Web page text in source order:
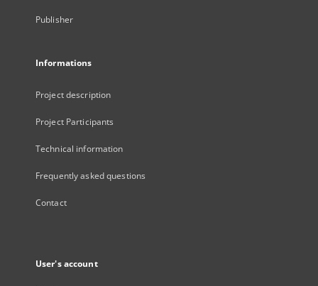
Publisher
Informations
Project description
Project Participants
Technical information
Frequently asked questions
Contact
User's account